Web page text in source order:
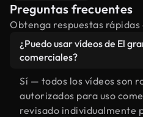
Preguntas frecuentes
Obtenga respuestas rápidas
¿Puedo usar vídeos de El
comerciales?
Sí — todos los vídeos son
autorizados para uso
revisado individualmente